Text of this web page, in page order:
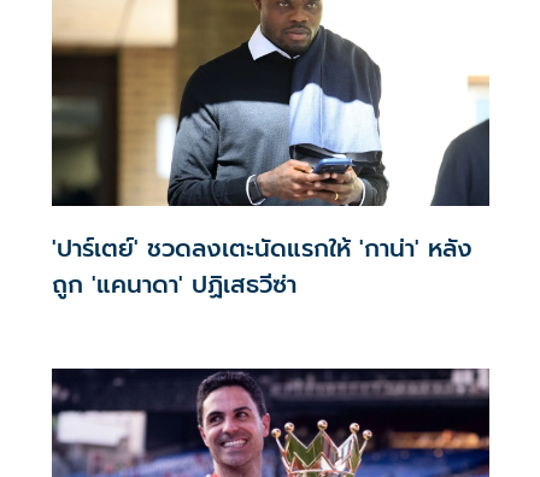
'ปาร์เตย์' ชวดลงเตะนัดแรกให้ 'กาน่า' หลัง
ถูก 'แคนาดา' ปฏิเสธวีซ่า